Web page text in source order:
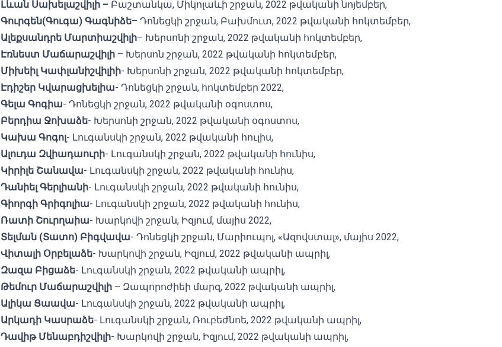
Լևան Սախելաշվիլի – Բաշտանկա, Միկոլաևի շրջան, 2022 թվականի նոյեմբեր,
Գուրգեն(Գուգա) Գագնիձե– Դոնեցկի շրջան, Բախմուտ, 2022 թվականի հոկտեմբեր,
Ալեքսանդրե Մարտիաշվիլի– Խերսոնի շրջան, 2022 թվականի հոկտեմբեր,
Էռնեստ Մաճարաշվիլի – Խերսոն շրջան, 2022 թվականի հոկտեմբեր,
Միխեիլ Կափլանիշվիլիի- Խերսոնի շրջան, 2022 թվականի հոկտեմբեր,
Էդիշեր Կվարացխելիա- Դոնեցկի շրջան, հոկտեմբեր 2022,
Գելա Գոգիա- Դոնեցկի շրջան, 2022 թվականի օգոստոս,
Բերդիա Ջոխաձե- Խերսոնի շրջան, 2022 թվականի օգոստոս,
Կախա Գոգոլ- Լուգանսկի շրջան, 2022 թվականի հուլիս,
Ալուդա Զվիադաուրի- Լուգանսկի շրջան, 2022 թվականի հունիս,
Կիրիլե Շանավա- Լուգանսկի շրջան, 2022 թվականի հունիս,
Դանիել Գերլիանի- Լուգանսկի շրջան, 2022 թվականի հունիս,
Գիորգի Գրիգոլիա- Լուգանսկի շրջան, 2022 թվականի հունիս,
Ռատի Շուրղաիա- Խարկովի շրջան, Իզյում, մայիս 2022,
Տելման (Տատո) Բիգվավա- Դոնեցկի շրջան, Մարիուպոլ, «Ազովստալ», մայիս 2022,
Վիտալի Օրբելաձե- Խարկովի շրջան, Իզյում, 2022 թվականի ապրիլ,
Զազա Բիցաձե- Լուգանսկի շրջան, 2022 թվականի ապրիլ,
Թեմուր Մաճարաշվիլի – Զապորոժիեի մարզ, 2022 թվականի ապրիլ,
Ալիկա Ցաավա- Լուգանսկի շրջան, 2022 թվականի ապրիլ,
Արկադի Կասրաձե- Լուգանսկի շրջան, Ռուբեժնոե, 2022 թվականի ապրիլ,
Դավիթ Մենաբդիշվիլի- Խարկովի շրջան, Իզյում, 2022 թվականի ապրիլ,